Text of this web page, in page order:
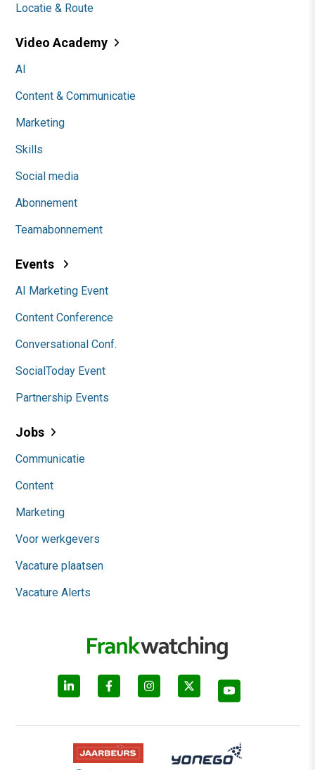
Locatie & Route
Video Academy
AI
Content & Communicatie
Marketing
Skills
Social media
Abonnement
Teamabonnement
Events
AI Marketing Event
Content Conference
Conversational Conf.
SocialToday Event
Partnership Events
Jobs
Communicatie
Content
Marketing
Voor werkgevers
Vacature plaatsen
Vacature Alerts